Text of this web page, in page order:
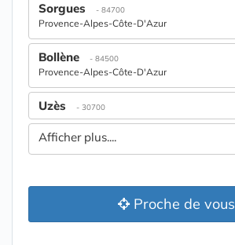
Sorgues - 84700
Provence-Alpes-Côte-D'Azur
Bollène - 84500
Provence-Alpes-Côte-D'Azur
Uzès - 30700
Afficher plus....
Proche de vous